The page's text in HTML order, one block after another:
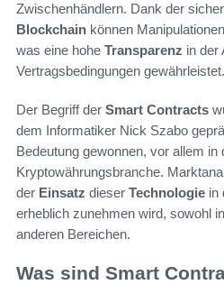
Zwischenhändlern. Dank der
Blockchain können
was eine hohe Transparenz in der
Vertragsbedingungen gewährleistet.
Der Begriff der Smart Contracts
dem Informatiker Nick Szabo
Bedeutung gewonnen, vor allem in
Kryptowährungsbranche.
der Einsatz dieser Technologie in
erheblich zunehmen wird, sowohl
anderen Bereichen.
Was sind Smart